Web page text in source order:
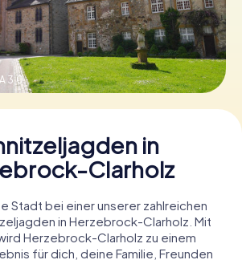
Gutscheine bestellen
3.0
in
Clarholz
Stadt bei einer unserer zahlreichen
in Herzebrock-Clarholz. Mit
Herzebrock-Clarholz zu einem
für dich, deine Familie, Freunden